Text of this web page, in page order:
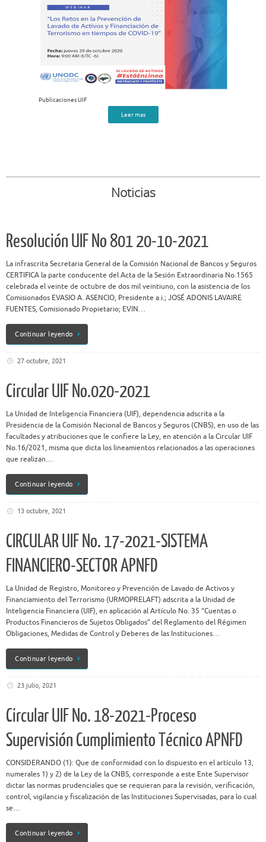
Publicaciones UIF
Leer mas
Noticias
Resolución UIF No 801 20-10-2021
La infrascrita Secretaria General de la Comisión Nacional de Bancos y Seguros
CERTIFICA la parte conducente del Acta de la Sesión Extraordinaria No.1565
celebrada el veinte de octubre de dos mil veintiuno, con la asistencia de los
Comisionados EVASIO A. ASENCIO, Presidente a.i.; JOSÉ ADONIS LAVAIRE
FUENTES, Comisionado Propietario; EVIN…
Continuar leyendo
27 octubre, 2021
Circular UIF No.020-2021
La Unidad de Inteligencia Financiera (UIF), dependencia adscrita a la
Presidencia de la Comisión Nacional de Bancos y Seguros (CNBS), en uso de las
facultades y atribuciones que le confiere la Ley, en atención a la Circular UIF
No.16/2021, misma que dicta los lineamientos relacionados a las operaciones
que realizan…
Continuar leyendo
13 octubre, 2021
CIRCULAR UIF No. 17-2021-SISTEMA
FINANCIERO-SECTOR APNFD
La Unidad de Registro, Monitoreo y Prevención de Lavado de Activos y
Financiamiento del Terrorismo (URMOPRELAFT) adscrita a la Unidad de
Inteligencia Financiera (UIF), en aplicación al Artículo No. 35 “Cuentas o
Productos Financieros de Sujetos Obligados” del Reglamento del Régimen
Obligaciones, Medidas de Control y Deberes de las Instituciones…
Continuar leyendo
23 julio, 2021
Circular UIF No. 18-2021-Proceso
Supervisión Cumplimiento Técnico APNFD
CONSIDERANDO (1): Que de conformidad con lo dispuesto en el artículo 13,
numerales 1) y 2) de la Ley de la CNBS, corresponde a este Ente Supervisor
dictar las normas prudenciales que se requieran para la revisión, verificación,
control, vigilancia y fiscalización de las Instituciones Supervisadas, para lo cual
se…
Continuar leyendo